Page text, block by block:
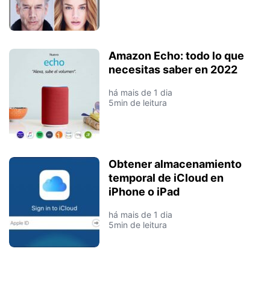
Amazon Echo: todo lo que
necesitas saber en 2022
há mais de 1 dia
5min de leitura
Obtener almacenamiento
temporal de iCloud en
iPhone o iPad
há mais de 1 dia
5min de leitura